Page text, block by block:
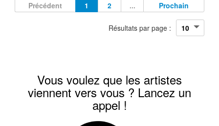
Précédent 1 2 ... Prochain
Résultats par page :
Vous voulez que les artistes
viennent vers vous ? Lancez un
appel !